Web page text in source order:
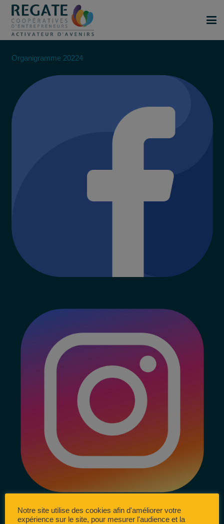
Organigramme 20224
Notre site utilise des cookies afin d'améliorer votre
expérience sur le site, pour mesurer l'audience et la